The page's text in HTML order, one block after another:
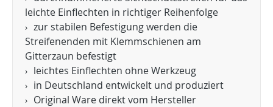
leichte Einflechten in richtiger Reihenfolge
zur stabilen Befestigung werden die
Streifenenden mit Klemmschienen am
Gitterzaun befestigt
leichtes Einflechten ohne Werkzeug
in Deutschland entwickelt und produziert
Original Ware direkt vom Hersteller